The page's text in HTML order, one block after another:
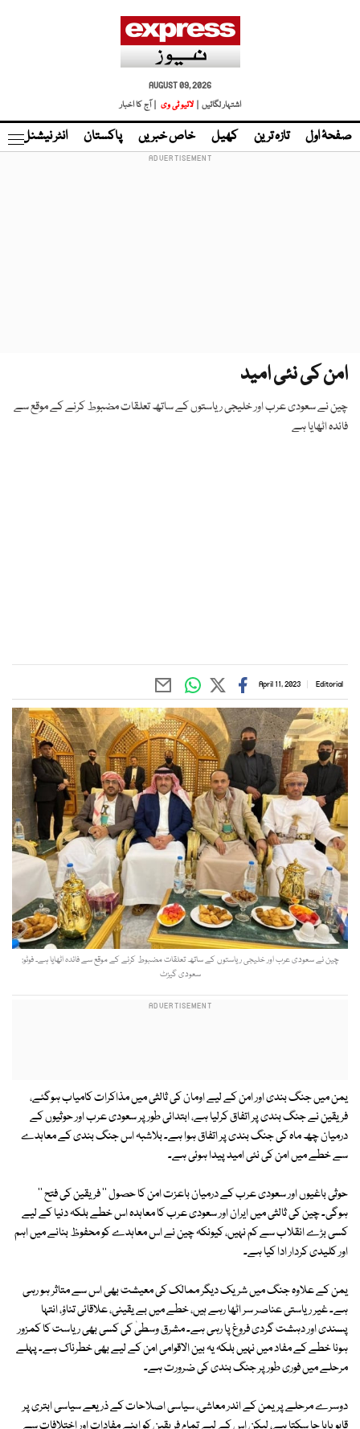
AUGUST 09, 2026
اشتہار لگائیں |
لائیو ٹی وی | آج کا اخبار
صفحۂ اول تازہ ترین کھیل خاص خبریں پاکستان انٹر نیشنل
امن کی نئی امید
چین نے سعودی عرب اور خلیجی ریاستوں کے ساتھ تعلقات مضبوط کرنے کے موقع سے
فائدہ اٹھایا ہے
Editorial
April 11, 2023
چین نے سعودی عرب اور خلیجی ریاستوں کے ساتھ تعلقات مضبوط کرنے کے موقع سے فائدہ اٹھایا ہے۔ فوٹو:
سعودی گیزٹ
یمن میں جنگ بندی اور امن کے لیے اومان کی ثالثی میں مذاکرات کامیاب ہوگئے،
فریقین نے جنگ بندی پر اتفاق کرلیا ہے، ابتدائی طور پر سعودی عرب اور حوثیوں کے
درمیان چھ ماہ کی جنگ بندی پر اتفاق ہوا ہے۔ بلاشبہ اس جنگ بندی کے معاہدے
سے خطے میں امن کی نئی امید پیدا ہوئی ہے۔
حوثی باغیوں اور سعودی عرب کے درمیان باعزت امن کا حصول '' فریقین کی فتح ''
ہوگی۔ چین کی ثالثی میں ایران اور سعودی عرب کا معاہدہ اس خطے بلکہ دنیا کے لیے
کسی بڑے انقلاب سے کم نہیں، کیونکہ چین نے اس معاہدے کو محفوظ بنانے میں اہم
اور کلیدی کردار ادا کیا ہے۔
یمن کے علاوہ جنگ میں شریک دیگر ممالک کی معیشت بھی اس سے متاثر ہو رہی
ہے۔ غیر ریاستی عناصر سر اٹھا رہے ہیں، خطے میں بے یقینی، علاقائی تناؤ، انتہا
پسندی اور دہشت گردی فروغ پا رہی ہے۔ مشرق وسطیٰ کی کسی بھی ریاست کا کمزور
ہونا خطے کے مفاد میں نہیں بلکہ یہ بین الاقوامی امن کے لیے بھی خطرناک ہے۔ پہلے
مرحلے میں فوری طور پر جنگ بندی کی ضرورت ہے۔
دوسرے مرحلے پر یمن کے اندر معاشی، سیاسی اصلاحات کے ذریعے سیاسی ابتری پر